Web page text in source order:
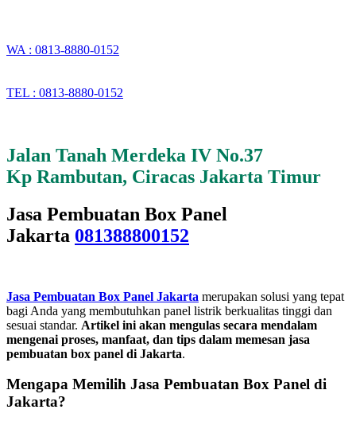
WA : 0813-8880-0152
TEL : 0813-8880-0152
Jalan Tanah Merdeka IV No.37
Kp Rambutan, Ciracas Jakarta Timur
Jasa Pembuatan Box Panel
Jakarta 081388800152
Jasa Pembuatan Box Panel Jakarta merupakan solusi yang tepat
bagi Anda yang membutuhkan panel listrik berkualitas tinggi dan
sesuai standar. Artikel ini akan mengulas secara mendalam
mengenai proses, manfaat, dan tips dalam memesan jasa
pembuatan box panel di Jakarta.
Mengapa Memilih Jasa Pembuatan Box Panel di
Jakarta?